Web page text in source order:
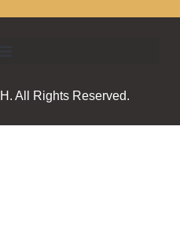
All Rights Reserved.